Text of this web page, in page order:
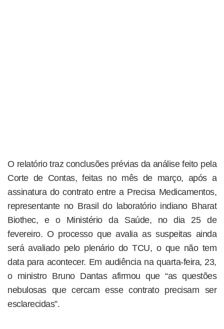
O relatório traz conclusões prévias da análise feito pela
Corte de Contas, feitas no mês de março, após a
assinatura do contrato entre a Precisa Medicamentos,
representante no Brasil do laboratório indiano Bharat
Biothec, e o Ministério da Saúde, no dia 25 de
fevereiro. O processo que avalia as suspeitas ainda
será avaliado pelo plenário do TCU, o que não tem
data para acontecer. Em audiência na quarta-feira, 23,
o ministro Bruno Dantas afirmou que “as questões
nebulosas que cercam esse contrato precisam ser
esclarecidas”.